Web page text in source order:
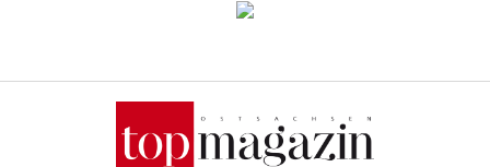
Verkaufsstellen